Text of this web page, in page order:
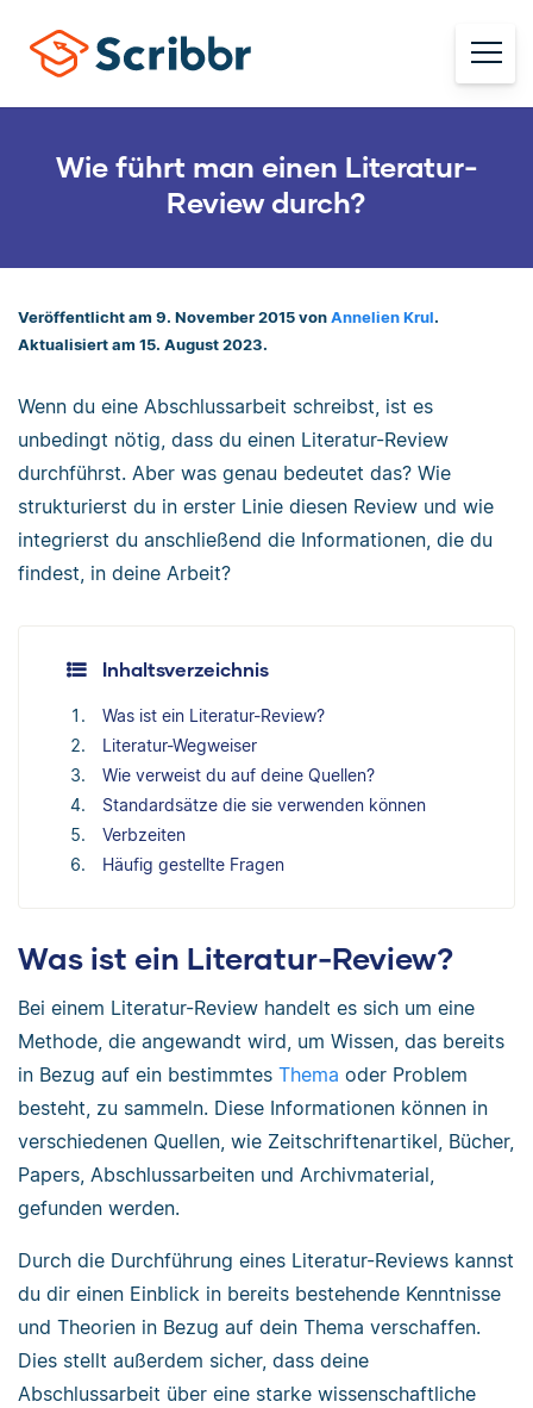
Wie führt man einen Literatur-
Review durch?
Veröffentlicht am 9. November 2015 von Annelien Krul.
Aktualisiert am 15. August 2023.
Wenn du eine Abschlussarbeit schreibst, ist es
unbedingt nötig, dass du einen Literatur-Review
durchführst. Aber was genau bedeutet das? Wie
strukturierst du in erster Linie diesen Review und wie
integrierst du anschließend die Informationen, die du
findest, in deine Arbeit?
Inhaltsverzeichnis
Was ist ein Literatur-Review?
Literatur-Wegweiser
Wie verweist du auf deine Quellen?
Standardsätze die sie verwenden können
Verbzeiten
Häufig gestellte Fragen
Was ist ein Literatur-Review?
Bei einem Literatur-Review handelt es sich um eine
Methode, die angewandt wird, um Wissen, das bereits
in Bezug auf ein bestimmtes Thema oder Problem
besteht, zu sammeln. Diese Informationen können in
verschiedenen Quellen, wie Zeitschriftenartikel, Bücher,
Papers, Abschlussarbeiten und Archivmaterial,
gefunden werden.
Durch die Durchführung eines Literatur-Reviews kannst
du dir einen Einblick in bereits bestehende Kenntnisse
und Theorien in Bezug auf dein Thema verschaffen.
Dies stellt außerdem sicher, dass deine
Abschlussarbeit über eine starke wissenschaftliche